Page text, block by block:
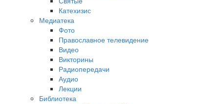
Катехизис
Медиатека
Фото
Православное телевидение
Видео
Викторины
Радиопередачи
Аудио
Лекции
Библиотека